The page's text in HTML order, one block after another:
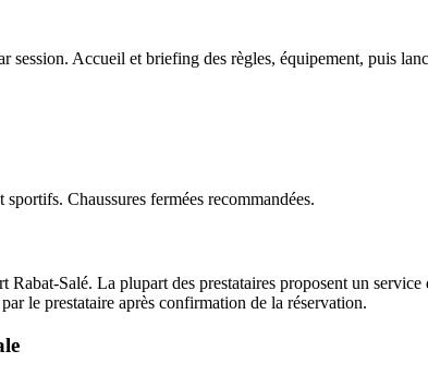
session. Accueil et briefing des règles, équipement, puis
Chaussures fermées recommandées.
Salé. La plupart des prestataires proposent un
le prestataire après confirmation de la réservation.